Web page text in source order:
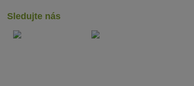
Sledujte nás